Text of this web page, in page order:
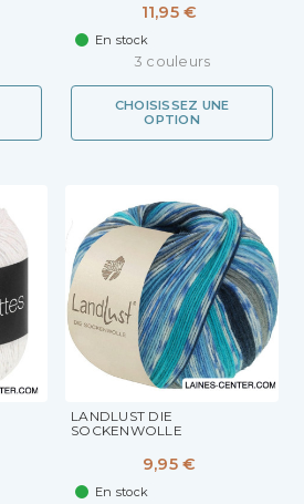
11,95 €
En stock
3 couleurs
CHOISISSEZ UNE
OPTION
LANDLUST DIE
SOCKENWOLLE
9,95 €
En stock